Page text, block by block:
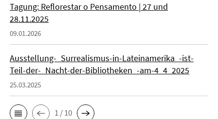
Tagung: Reflorestar o Pensamento | 27 und
28.11.2025
09.01.2026
Ausstellung-_Surrealismus-in-Lateinamerika_-ist-
Teil-der-_Nacht-der-Bibliotheken_-am-4_4_2025
25.03.2025
1 / 10